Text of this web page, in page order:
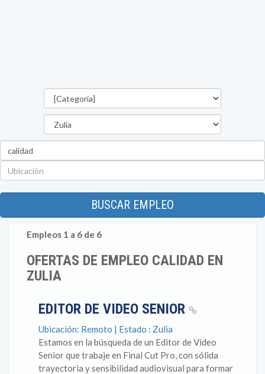
BUSCAR EMPLEO
Empleos 1 a 6 de 6
OFERTAS DE EMPLEO CALIDAD EN
ZULIA
EDITOR DE VIDEO SENIOR
Ubicación: Remoto | Estado : Zulia
Estamos en la búsqueda de un Editor de Video
Senior que trabaje en Final Cut Pro, con sólida
trayectoria y sensibilidad audiovisual para formar